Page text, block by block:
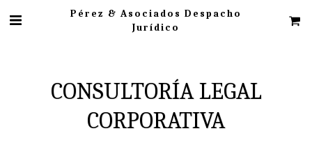
Pérez & Asociados Despacho
Jurídico
CONSULTORÍA LEGAL
CORPORATIVA